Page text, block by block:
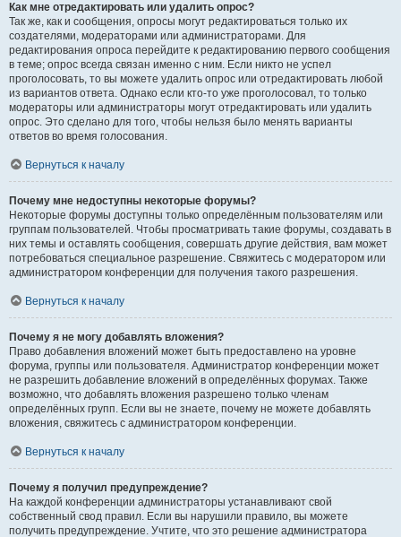
Как мне отредактировать или удалить опрос?
Так же, как и сообщения, опросы могут редактироваться только их
создателями, модераторами или администраторами. Для
редактирования опроса перейдите к редактированию первого сообщения
в теме; опрос всегда связан именно с ним. Если никто не успел
проголосовать, то вы можете удалить опрос или отредактировать любой
из вариантов ответа. Однако если кто-то уже проголосовал, то только
модераторы или администраторы могут отредактировать или удалить
опрос. Это сделано для того, чтобы нельзя было менять варианты
ответов во время голосования.
Вернуться к началу
Почему мне недоступны некоторые форумы?
Некоторые форумы доступны только определённым пользователям или
группам пользователей. Чтобы просматривать такие форумы, создавать в
них темы и оставлять сообщения, совершать другие действия, вам может
потребоваться специальное разрешение. Свяжитесь с модератором или
администратором конференции для получения такого разрешения.
Вернуться к началу
Почему я не могу добавлять вложения?
Право добавления вложений может быть предоставлено на уровне
форума, группы или пользователя. Администратор конференции может
не разрешить добавление вложений в определённых форумах. Также
возможно, что добавлять вложения разрешено только членам
определённых групп. Если вы не знаете, почему не можете добавлять
вложения, свяжитесь с администратором конференции.
Вернуться к началу
Почему я получил предупреждение?
На каждой конференции администраторы устанавливают свой
собственный свод правил. Если вы нарушили правило, вы можете
получить предупреждение. Учтите, что это решение администратора